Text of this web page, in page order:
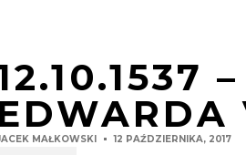
EDWARDA
MAŁKOWSKI 12 PAŹDZIERNIKA, 2017